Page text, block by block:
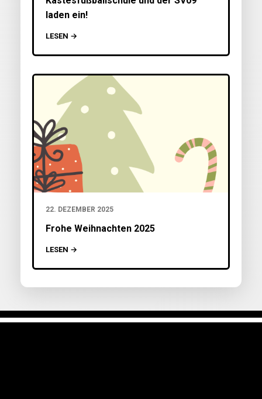
laden ein!
LESEN →
22. DEZEMBER 2025
Frohe Weihnachten 2025
LESEN →